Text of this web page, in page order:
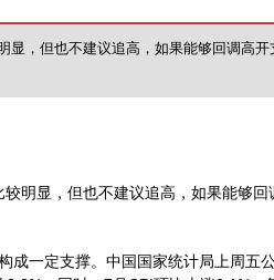
，但也不建议追高，如果能够回调高开
明显，但也不建议追高，如果能够回
成一定支撑。中国国家统计局上周五